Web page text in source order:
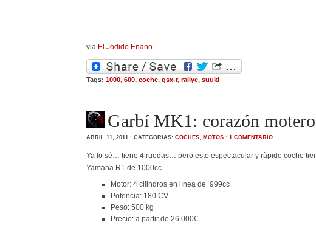
via El Jodido Enano
Tags: 1000, 600, coche, gsx-r, rallye, suuki
Garbí MK1: corazón motero
ABRIL 11, 2011 · CATEGORIAS: COCHES, MOTOS · 1 COMENTARIO
Ya lo sé… tiene 4 ruedas… pero este espectacular y ràpido coche
Yamaha R1 de 1000cc
Motor: 4 cilindros en línea de 999cc
Potencia: 180 CV
Peso: 500 kg
Precio: a partir de 26.000€